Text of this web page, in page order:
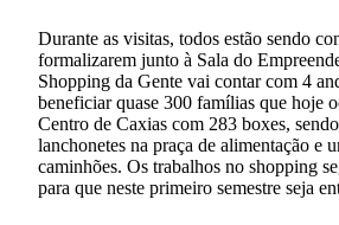
Durante as visitas, todos estão sendo
formalizarem junto à Sala do
Shopping da Gente vai contar com 4
beneficiar quase 300 famílias que hoje
Centro de Caxias com 283 boxes,
lanchonetes na praça de alimentação e
caminhões. Os trabalhos no shopping
para que neste primeiro semestre seja